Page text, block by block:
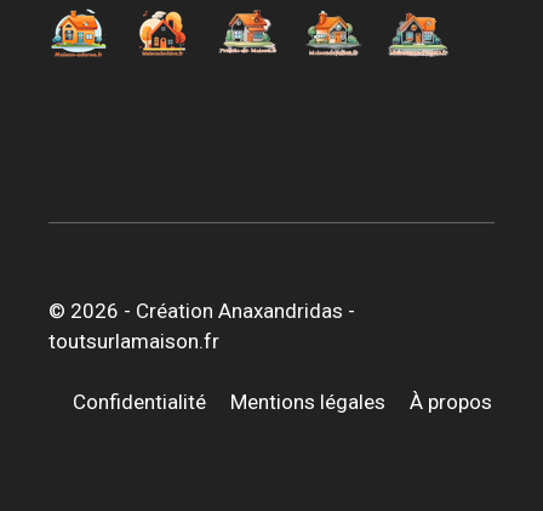
© 2026 - Création Anaxandridas -
toutsurlamaison.fr
Confidentialité Mentions légales À propos